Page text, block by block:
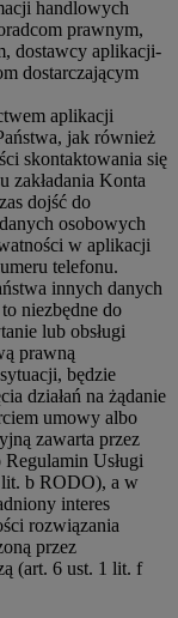
handlowych
prawnym,
dostawcy aplikacji-
dostarczającym
aplikacji
jak również
skontaktowania się
zakładania Konta
dojść do
osobowych
w aplikacji
telefonu.
innych danych
niezbędne do
lub obsługi
prawną
będzie
działań na żądanie
umowy albo
zawarta przez
Usługi
b RODO), a w
interes
rozwiązania
przez
(art. 6 ust. 1 lit. f